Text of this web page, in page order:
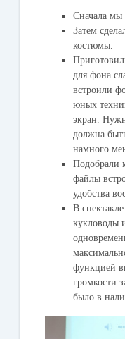
Сначала мы
Затем
костюмы.
для фона
встроили
юных
экран.
должна
намного
Подобрали
файлы
удобства
В
кукловоды
функцией
громкости
было в